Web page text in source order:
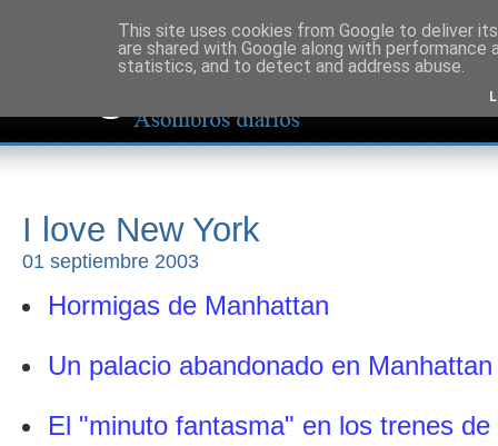
I love New York
01 septiembre 2003
Hormigas de Manhattan
Un palacio abandonado en Manhattan
El "minuto fantasma" en los trenes
This site uses cookies from Google to deliver
are shared with Google along with
statistics, and to detect and address abuse.